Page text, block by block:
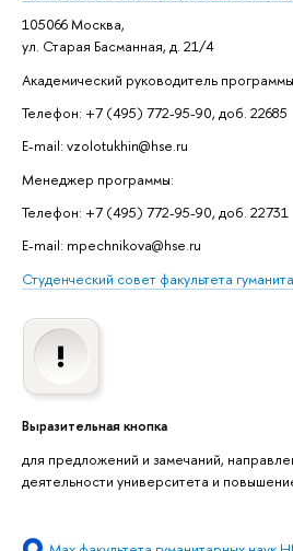
105066 Москва,
ул. Старая Басманная, д. 21/4
Академический руководитель
Телефон: +7 (495) 772-95-90, доб. 22685
E-mail: vzolotukhin@hse.ru
Менеджер программы:
Телефон: +7 (495) 772-95-90, доб. 22731
E-mail: mpechnikova@hse.ru
Студенческий совет факультета
Выразительная кнопка
для предложений и замечаний,
деятельности университета и